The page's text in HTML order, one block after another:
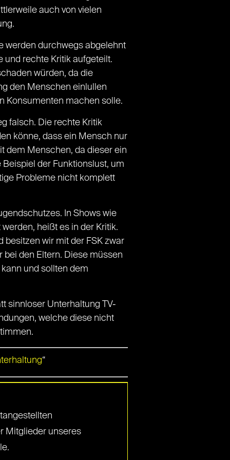
auch von vielen
werden durchwegs abgelehnt
und rechte Kritik aufgeteilt.
würden, da die
den Menschen einlullen
Konsumenten machen solle.
falsch. Die rechte Kritik
könne, dass ein Mensch nur
dem Menschen, da dieser ein
der Funktionslust, um
Probleme nicht komplett
In Shows wie
heißt es in der Kritik.
wir mit der FSK zwar
den Eltern. Diese müssen
und sollten dem
sinnloser Unterhaltung TV-
welche diese nicht
“
Mitglieder unseres